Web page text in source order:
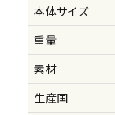
本体サイズ
重量
素材
生産国